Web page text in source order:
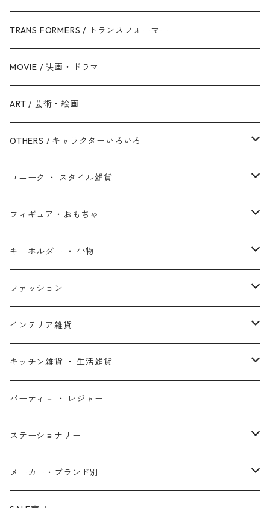
銀河帝国 / ダークサイド
反乱同盟軍 / ライトサイド
スターウォーズ・シリーズ
シークエル・トリロジー
アンソロジー・シリーズ
スターウォーズ・アニメ
スターウォーズ・コラボ
マイティ・ソー
ハルク
ブラック・ウィドウ
ブラックパンサー
キャプテン・マーベル
ドクター・ストレンジ
ガーディアンズ・オブ・ギャラクシー
アントマン
X-MEN
デッド・プール
ファンタスティック・フォー
ゴーストライダー
パニッシャー
美女と野獣
眠れる森の美女
リトル・マーメイド
白雪姫
アラジン
塔の上のラプンツェル
アナと雪の女王
プリンセスと魔法のキス
ムーラン
ズートピア
モアナと伝説の海
ライオンキング
バンビ
ファインディング・ニモ / ドリー
Mr.インクレディブル
アーロと少年
ピクサー
ジャスティス・リーグ
バットマン
スーパーマン
ザ・フラッシュ
ワンダーウーマン
ジョーカー
ハーレイ・クイン
TRANS FORMERS / トランスフォーマー
MOVIE / 映画・ドラマ
ART / 芸術・絵画
OTHERS / キャラクターいろいろ
ザ・マペッツ
ひつじのショーン
ピーナッツ / スヌーピー
ミッフィー
セサミストリート
ルーニー・テューンズ
ベアブリック
ワンピース
ドラゴンボール
ユニーク ・ スタイル雑貨
北欧・ヨーロッパ雑貨
アメリカン雑貨
ホームパーティー・バーベキュー雑貨
アクセサリー
フィギュア・おもちゃ
スタチュー ・ フィギュア
ぬいぐるみ ・ プラッシュドール
コインバンク ・ 貯金箱
おもちゃ・パズル
コミック・絵本
キーホルダー ・ 小物
ステッカー ・ シール
ストラップ
キーホルダー
ワッペン
マスコット
ピンズ ・ ピンバッジ
ファッション
ウェア
ポーチ ・ バッグ
財布 ・ ウォレット
アクセサリー
ネックレス
ピアス
スニーカー ・ ソックス
インテリア雑貨
ウォールアート
ポスター ・ デコレーション
ファブリック
キャンドル・ライト
キッチン雑貨 ・ 生活雑貨
キッチングッズ
マグカップ ・ グラス ・ タンブラー
お皿 ・ プレート ・ ボウル
生活雑貨
ドアマット
タオル・バスマット
パーティ－ ・ レジャー
ステーショナリー
シャープペン・ボールペン
メーカー・ブランド別